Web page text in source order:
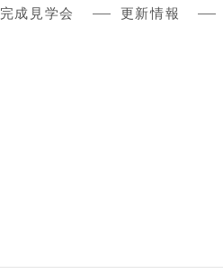
完成見学会 更新情報